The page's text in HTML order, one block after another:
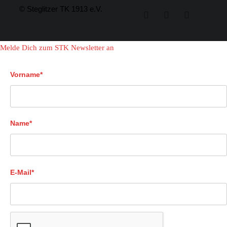
© Steglitzer TK 1913 e.V.
Melde Dich zum STK Newsletter an
Vorname*
Name*
E-Mail*